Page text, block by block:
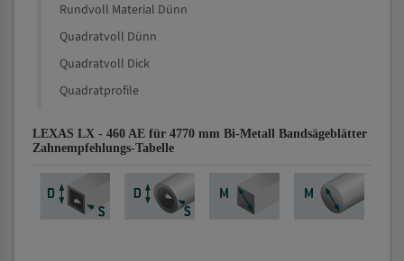
Rundvoll Material Dünn
Quadratvoll Dünn
Quadratvoll Dick
Quadratprofile
LEXAS LX - 460 AE für 4770 mm Bi-Metall Bandsägeblätter
Zahnempfehlungs-Tabelle